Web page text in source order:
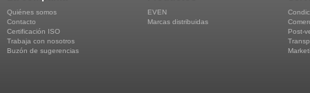
Quiénes somos
Contacto
Certificación ISO
Trabaja con nosotros
Buzón de sugerencias
EVEN
Marcas distribuidas
Post-